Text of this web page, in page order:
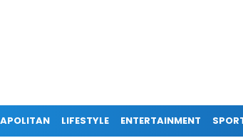
LIFESTYLE ENTERTAINMENT